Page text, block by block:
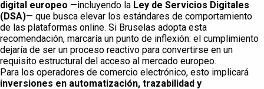
digital europeo —incluyendo la Ley de Servicios Digitales
(DSA)— que busca elevar los estándares de comportamiento
de las plataformas online. Si Bruselas adopta esta
recomendación, marcaría un punto de inflexión: el cumplimiento
dejaría de ser un proceso reactivo para convertirse en un
requisito estructural del acceso al mercado europeo.
Para los operadores de comercio electrónico, esto implicará
inversiones en automatización, trazabilidad y